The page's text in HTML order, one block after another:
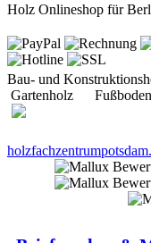
Holz Onlineshop für
Bau- und
Gartenholz